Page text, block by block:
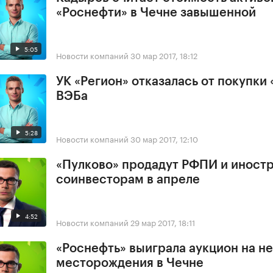
5:05
«Роснефти» в Чечне завышенной
Новости компаний 30 мар 2017, 18:12
5:28
УК «Регион» отказалась от покупки
ВЭБа
Новости компаний 30 мар 2017, 12:10
4:52
«Пулково» продадут РФПИ и
соинвесторам в апреле
Новости компаний 29 мар 2017, 18:11
«Роснефть» выиграла аукцион на
месторождения в Чечне